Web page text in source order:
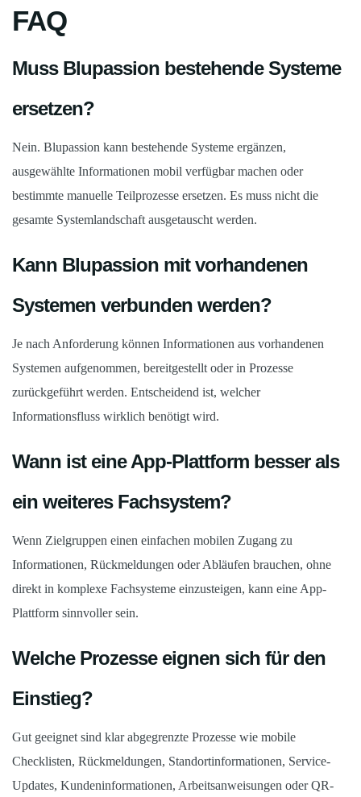
FAQ
Muss Blupassion bestehende Systeme
ersetzen?
Nein. Blupassion kann bestehende Systeme ergänzen,
ausgewählte Informationen mobil verfügbar machen oder
bestimmte manuelle Teilprozesse ersetzen. Es muss nicht die
gesamte Systemlandschaft ausgetauscht werden.
Kann Blupassion mit vorhandenen
Systemen verbunden werden?
Je nach Anforderung können Informationen aus vorhandenen
Systemen aufgenommen, bereitgestellt oder in Prozesse
zurückgeführt werden. Entscheidend ist, welcher
Informationsfluss wirklich benötigt wird.
Wann ist eine App-Plattform besser als
ein weiteres Fachsystem?
Wenn Zielgruppen einen einfachen mobilen Zugang zu
Informationen, Rückmeldungen oder Abläufen brauchen, ohne
direkt in komplexe Fachsysteme einzusteigen, kann eine App-
Plattform sinnvoller sein.
Welche Prozesse eignen sich für den
Einstieg?
Gut geeignet sind klar abgegrenzte Prozesse wie mobile
Checklisten, Rückmeldungen, Standortinformationen, Service-
Updates, Kundeninformationen, Arbeitsanweisungen oder QR-